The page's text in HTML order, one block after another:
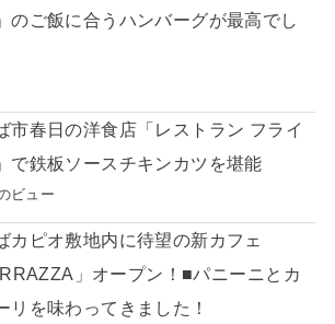
のご飯に合うハンバーグが最高でし
市春日の洋食店「レストラン フライ
で鉄板ソースチキンカツを堪能
ビュー
カピオ敷地内に待望の新カフェ
」オープン！■パニーニとカ
リを味わってきました！